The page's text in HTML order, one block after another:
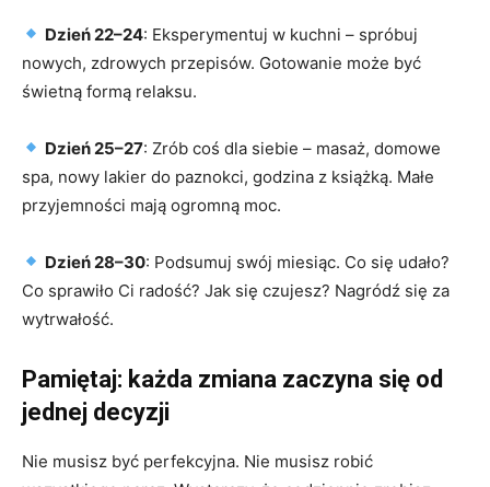
Dzień 22–24: Eksperymentuj w kuchni – spróbuj
nowych, zdrowych przepisów. Gotowanie może być
świetną formą relaksu.
Dzień 25–27: Zrób coś dla siebie – masaż, domowe
spa, nowy lakier do paznokci, godzina z książką. Małe
przyjemności mają ogromną moc.
Dzień 28–30: Podsumuj swój miesiąc. Co się udało?
Co sprawiło Ci radość? Jak się czujesz? Nagródź się za
wytrwałość.
Pamiętaj: każda zmiana zaczyna się od
jednej decyzji
Nie musisz być perfekcyjna. Nie musisz robić